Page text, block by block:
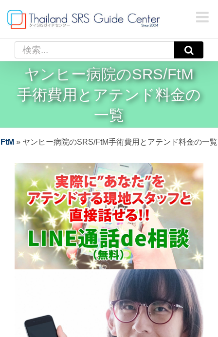
content
索
ヤンヒー病院のSRS/FtM
手術費用と アテンド料金の
一覧
FtM » ヤンヒー病院のSRS/FtM手術費用とアテンド料金の一覧